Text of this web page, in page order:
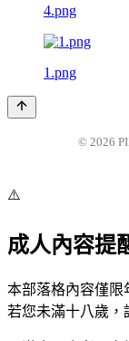
4.png
1.png
© 2026
⚠️
成人內容提
本部落格內容僅限
若您未滿十八歲，